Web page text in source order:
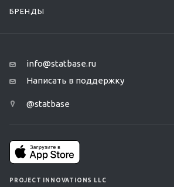
БРЕНДЫ
info@statbase.ru
Написать в поддержку
@statbase
PROJECT INNOVATIONS LLC